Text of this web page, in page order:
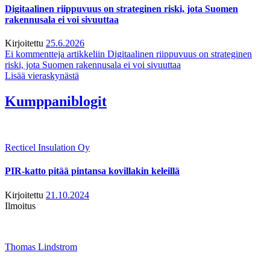
Digitaalinen riippuvuus on strateginen riski, jota Suomen
rakennusala ei voi sivuuttaa
Kirjoitettu 25.6.2026
Ei kommentteja artikkeliin Digitaalinen riippuvuus on strateginen
riski, jota Suomen rakennusala ei voi sivuuttaa
Lisää vieraskynästä
Kumppaniblogit
Recticel Insulation Oy
PIR-katto pitää pintansa kovillakin keleillä
Kirjoitettu 21.10.2024
Ilmoitus
Thomas Lindstrom